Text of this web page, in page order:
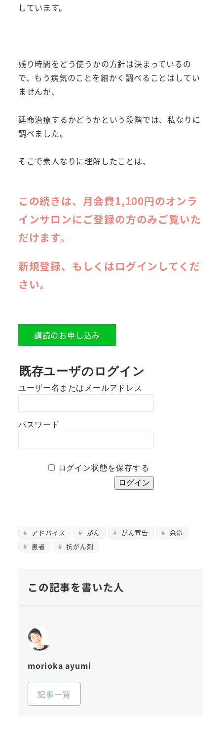
しています。
残り時間をどう使うかの方針は決まっているの
で、もう病気のことを細かく調べることはしてい
ませんが、
延命治療するかどうかという段階では、私なりに
調べました。
そこで素人なりに理解したことは、
この続きは、月会費1,100円のオンラ
インサロンにご登録の方のみご覧いた
だけます。
新規登録、もしくはログインしてくだ
さい。
講読のお申し込み
既存ユーザのログイン
ユーザー名またはメールアドレス
パスワード
ログイン状態を保存する
アドバイス がん がん宣告
余命
患者
抗がん剤
この記事を書いた人
morioka ayumi
記事一覧